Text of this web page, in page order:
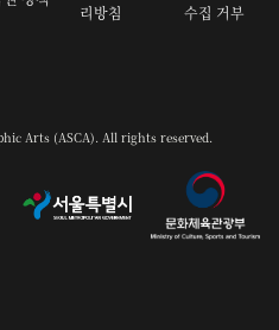
리방침
수집 거부
Arts (ASCA). All rights reserved.